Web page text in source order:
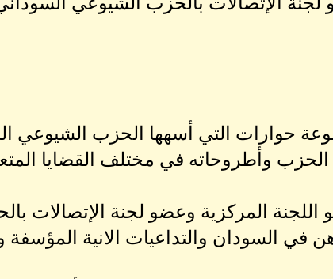
حوارات التي أسهها الحزب الشيوعي
الحزب وأطروحاته في مختلف القضايا
المركزية وعضو لجنة الإتصالات
في السودان والتداعيات الانية